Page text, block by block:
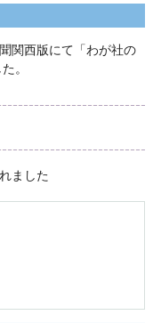
関西版にて「わが社の
。
ました